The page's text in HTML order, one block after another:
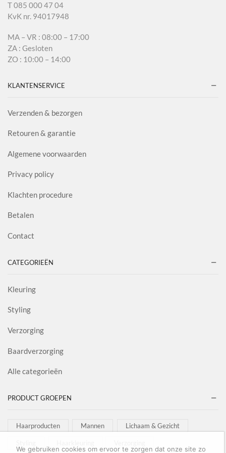
T 085 000 47 04
KvK nr. 94017948
MA – VR : 08:00 – 17:00
ZA : Gesloten
ZO : 10:00 – 14:00
KLANTENSERVICE
Verzenden & bezorgen
Retouren & garantie
Algemene voorwaarden
Privacy policy
Klachten procedure
Betalen
Contact
CATEGORIEËN
Kleuring
Styling
Verzorging
Baardverzorging
Alle categorieën
PRODUCT GROEPEN
Haarproducten Mannen Lichaam & Gezicht
We gebruiken cookies om ervoor te zorgen dat onze site zo